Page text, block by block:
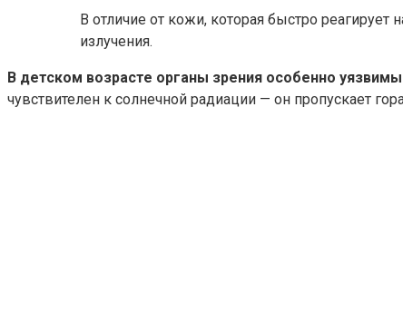
В отличие от кожи, которая быстро
излучения.
В детском возрасте органы зрения особенно
чувствителен к солнечной радиации — он пропускает